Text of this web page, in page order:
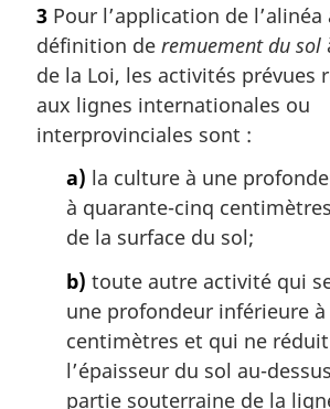
t
e
m
a
g
3 Pour l’application de l’alinéa
définition de remuement du sol
de la Loi, les activités prévues
aux lignes internationales ou
interprovinciales sont :
a) la culture à une
à quarante-cinq
de la surface du sol;
b) toute autre activité qui
une profondeur inférieure
centimètres et qui ne
l’épaisseur du sol au-
partie souterraine de la